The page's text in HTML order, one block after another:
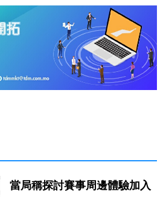
當局稱探討賽事周邊體驗加入